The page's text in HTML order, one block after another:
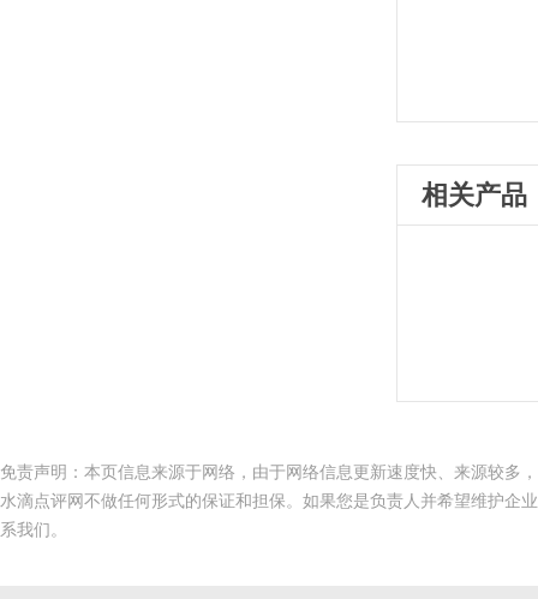
相关产品
免责声明：本页信息来源于网络，由于网络信息更新速度快、来源较多
水滴点评网不做任何形式的保证和担保。如果您是负责人并希望维护企
系我们。